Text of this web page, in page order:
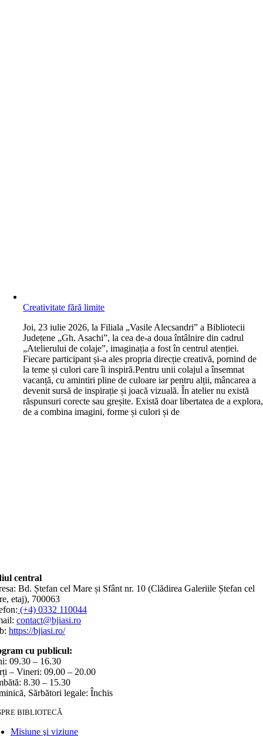
Creativitate fără limite
Joi, 23 iulie 2026, la Filiala „Vasile Alecsandri” a Bibliotecii
Județene „Gh. Asachi”, la cea de-a doua întâlnire din cadrul
„Atelierului de colaje”, imaginația a fost în centrul atenției.
Fiecare participant și-a ales propria direcție creativă, pornind de
la teme și culori care îi inspiră.Pentru unii colajul a însemnat
vacanță, cu amintiri pline de culoare iar pentru alții, mâncarea a
devenit sursă de inspirație și joacă vizuală. În atelier nu există
răspunsuri corecte sau greșite. Există doar libertatea de a explora,
de a combina imagini, forme și culori și de
central
Bd. Ștefan cel Mare și Sfânt nr. 10 (Clădirea Galeriile Ștefan cel
etaj), 700063
(+4) 0332 110044
contact@bjiasi.ro
https://bjiasi.ro/
cu publicul:
09.30 – 16.30
– Vineri: 09.00 – 20.00
8.30 – 15.30
Sărbători legale: Închis
BIBLIOTECĂ
Misiune şi viziune